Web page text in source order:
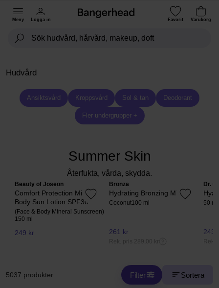
Meny Logga in Favorit Varukorg
Hudvård
Ansiktsvård Kroppsvård Sol & tan Deodorant
Fler undergrupper +
Summer Skin
Återfukta, vårda, skydda.
Beauty of Joseon
Comfort Protection Mineral
Body Sun Lotion SPF30
(Face & Body Mineral Sunscreen)
150 ml
249 kr
Bronza
Hydrating Bronzing Mist
Coconut100 ml
261 kr
Rek. pris 289,00 kr
Dr.
50 ml
5037 produkter Filter Sortera